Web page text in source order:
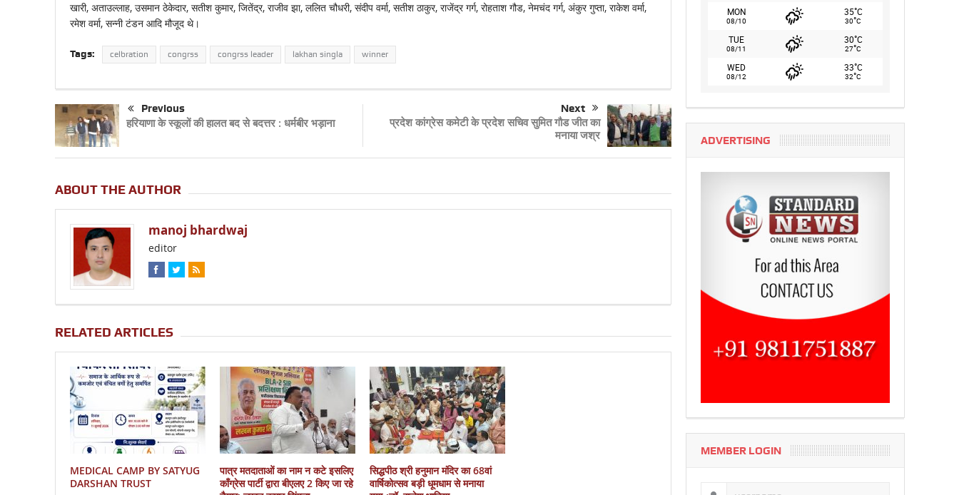
खारी, अताउल्लाह, उसमान ठेकेदार, सतीश कुमार, जितेंद्र, राजीव झा, ललित चौधरी, संदीप वर्मा, सतीश ठाकुर, राजेंद्र गर्ग, रोहताश गौड, नेमचंद गर्ग, अंकुर गुप्ता, राकेश वर्मा,
रमेश वर्मा, सन्नी टंडन आदि मौजूद थे।
Tags: celbration congrss congrss leader lakhan singla winner
Previous
हरियाणा के स्कूलों की हालत बद से बदत्तर : धर्मबीर भड़ाना
Next
प्रदेश कांग्रेस कमेटी के प्रदेश सचिव सुमित गौड जीत का
मनाया जश्र
ABOUT THE AUTHOR
manoj bhardwaj
editor
RELATED ARTICLES
MEDICAL CAMP BY SATYUG
DARSHAN TRUST
पात्र मतदाताओं का नाम न कटे इसलिए
काँग्रेस पार्टी द्वारा बीएलए 2 किए जा रहे
सिद्धपीठ श्री हनुमान मंदिर का 68वां
वार्षिकोत्सव बड़ी धूमधाम से मनाया
MON
08/10
35°C
30°C
TUE
08/11
30°C
27°C
WED
08/12
33°C
32°C
ADVERTISING
MEMBER LOGIN